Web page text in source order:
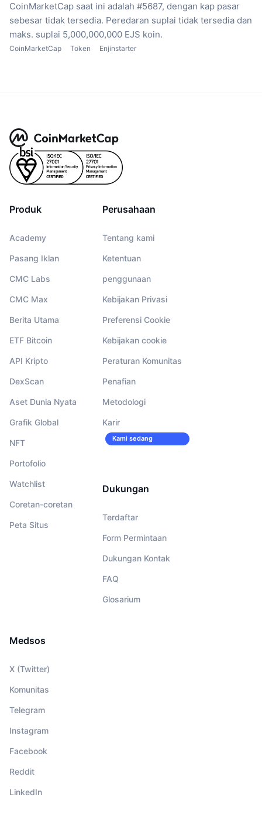
CoinMarketCap saat ini adalah #5687, dengan kap pasar
sebesar tidak tersedia. Peredaran suplai tidak tersedia dan
maks. suplai 5,000,000,000 EJS koin.
CoinMarketCap Token Enjinstarter
Produk
Academy
Pasang Iklan
CMC Labs
CMC Max
Berita Utama
ETF Bitcoin
API Kripto
DexScan
Aset Dunia Nyata
Grafik Global
NFT
Portofolio
Watchlist
Coretan-coretan
Peta Situs
Perusahaan
Tentang kami
Ketentuan
penggunaan
Kebijakan Privasi
Preferensi Cookie
Kebijakan cookie
Peraturan Komunitas
Penafian
Metodologi
Karir
Kami sedang
Dukungan
Terdaftar
Form Permintaan
Dukungan Kontak
FAQ
Glosarium
Medsos
X (Twitter)
Komunitas
Telegram
Instagram
Facebook
Reddit
LinkedIn